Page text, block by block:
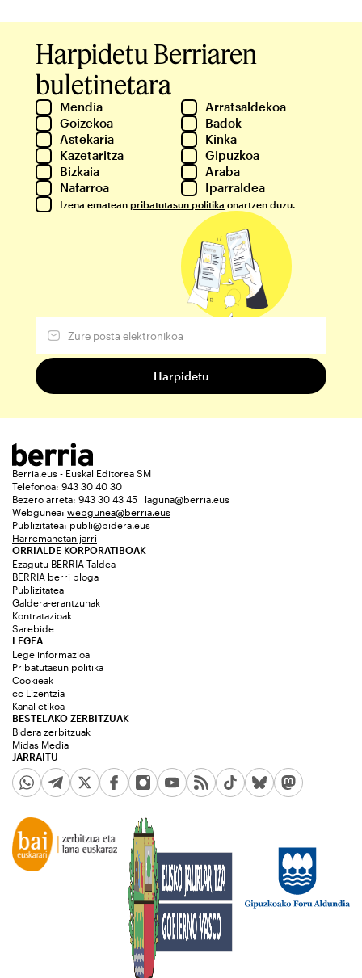
Harpidetu Berriaren
buletinetara
Mendia
Arratsaldekoa
Goizekoa
Badok
Astekaria
Kinka
Kazetaritza
Gipuzkoa
Bizkaia
Araba
Nafarroa
Iparraldea
Izena ematean pribatutasun politika onartzen duzu.
Berria.eus - Euskal Editorea SM
Telefonoa: 943 30 40 30
Bezero arreta: 943 30 43 45 | laguna@berria.eus
Webgunea: webgunea@berria.eus
Publizitatea: publi@bidera.eus
Harremanetan jarri
ORRIALDE KORPORATIBOAK
Ezagutu BERRIA Taldea
BERRIA berri bloga
Publizitatea
Galdera-erantzunak
Kontratazioak
Sarebide
JARRAITU
LEGEA
Lege informazioa
Pribatutasun politika
Cookieak
cc Lizentzia
Kanal etikoa
BESTELAKO ZERBITZUAK
Bidera zerbitzuak
Midas Media